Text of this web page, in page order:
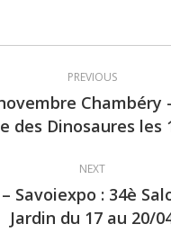
PREVIOUS
Previous
post:
Chambéry
des Dinosaures les
NEXT
Next
post:
Savoiexpo : 34è
Jardin du 17 au 20/